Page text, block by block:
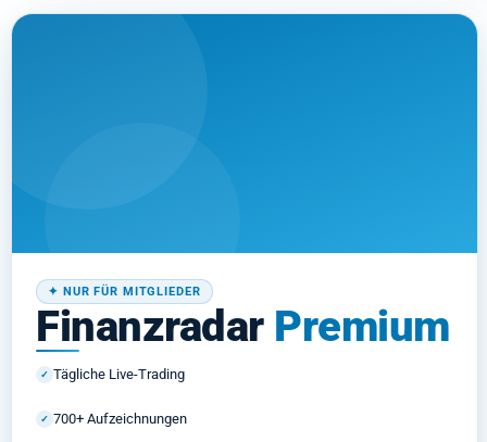
✦ NUR FÜR MITGLIEDER
Finanzradar Premium
✓ Tägliche Live-Trading
✓ 700+ Aufzeichnungen